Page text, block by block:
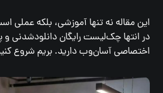
این مقاله نه تنها آموزشی، بلکه عملی
در انتها چک‌لیست رایگان دانلودشدنی و
اختصاصی آسان‌وب دارید. بریم شروع